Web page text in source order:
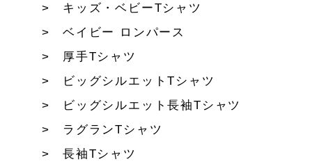
キッズ・ベビーTシャツ
ベイビー ロンパース
厚手Tシャツ
ビッグシルエットTシャツ
ビッグシルエット長袖Tシャツ
ラグランTシャツ
長袖Tシャツ